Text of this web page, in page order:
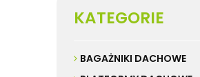
KATEGORIE
BAGAŻNIKI DACHOWE